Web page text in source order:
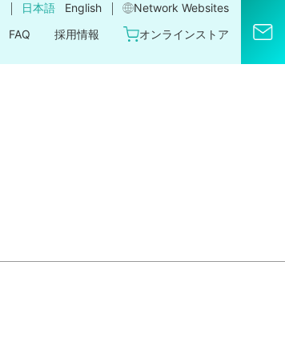
｜ 日本語 English ｜
Network Websites​
FAQ 採用情報 オンラインストア